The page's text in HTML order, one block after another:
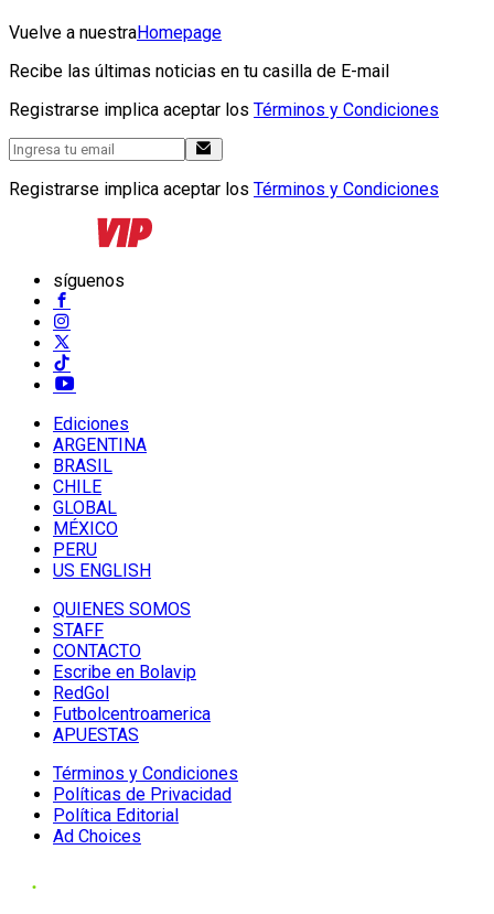
Vuelve a nuestraHomepage
Recibe las últimas noticias en tu casilla de E-mail
Registrarse implica aceptar los Términos y Condiciones
Registrarse implica aceptar los Términos y Condiciones
síguenos
Ediciones
ARGENTINA
BRASIL
CHILE
GLOBAL
MÉXICO
PERU
US ENGLISH
QUIENES SOMOS
STAFF
CONTACTO
Escribe en Bolavip
RedGol
Futbolcentroamerica
APUESTAS
Términos y Condiciones
Políticas de Privacidad
Política Editorial
Ad Choices